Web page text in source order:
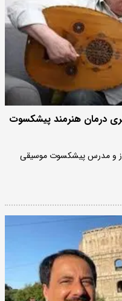
درمان هنرمند پیشکسوت
و مدرس پیشکسوت موسیقی